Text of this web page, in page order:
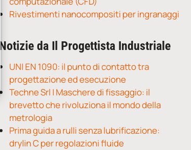
Rivestimenti nanocompositi per ingranaggi
Notizie da Il Progettista Industriale
UNI EN 1090: il punto di contatto tra
progettazione ed esecuzione
Techne Srl | Maschere di fissaggio: il
brevetto che rivoluziona il mondo della
metrologia
Prima guida a rulli senza lubrificazione:
drylin C per regolazioni fluide